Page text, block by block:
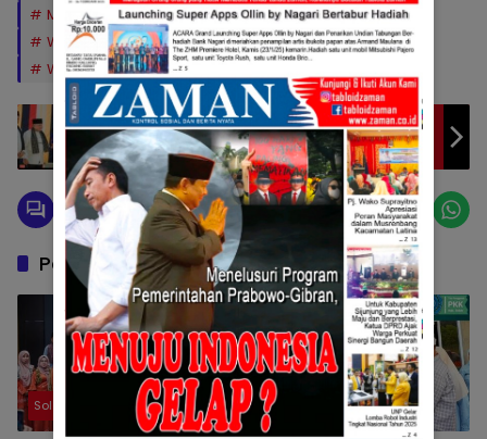
Menteri Agama RI Nasaruddin Umar
Wakil Bupati Solok H Candra
Wali Kota Solok Dr Ramadhani Kirana Putra
Halalbihalal Perwako se-Jabodetabek
Dihadiri Bupati Solok : Wujud Sinergi Perantau
dan Pemerintah Daerah
Pos Terkait
Solok Solok